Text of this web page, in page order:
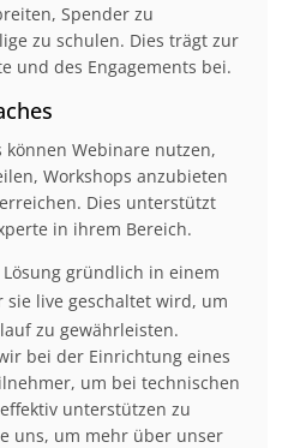
Spender zu
zu schulen. Dies trägt zur
und des Engagements bei.
können Webinare nutzen,
Workshops anzubieten
Dies unterstützt
in ihrem Bereich.
gründlich in einem
sie live geschaltet wird, um
zu gewährleisten.
bei der Einrichtung eines
um bei technischen
unterstützen zu
uns, um mehr über unser